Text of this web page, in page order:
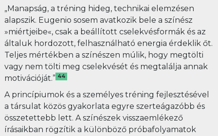
„Manapság, a tréning hideg, technikai elemzésen
alapszik. Eugenio sosem avatkozik bele a színész
»miértjeibe«, csak a beállított cselekvésformák és az
általuk hordozott, felhasználható energia érdeklik őt.
Teljes mértékben a színészen múlik, hogy megtölti
vagy nem tölti meg cselekvését és megtalálja annak
motivációját.” 44
A princípiumok és a személyes tréning fejlesztésével
a társulat közös gyakorlata egyre szerteágazóbb és
összetettebb lett. A színészek visszaemlékező
írásaikban rögzítik a különböző próbafolyamatok